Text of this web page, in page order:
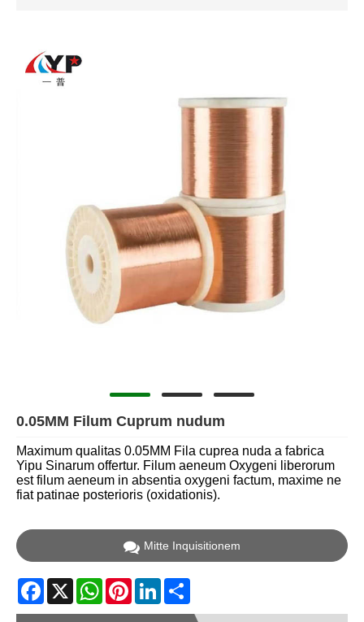
0.05MM Filum Cuprum nudum
Maximum qualitas 0.05MM Fila cuprea nuda a fabrica
Yipu Sinarum offertur. Filum aeneum Oxygeni liberorum
est filum aeneum in absentia oxygeni factum, maxime ne
fiat patinae posterioris (oxidationis).
Mitte Inquisitionem
Facebook
X WhatsApp
PinterestLinkedIn